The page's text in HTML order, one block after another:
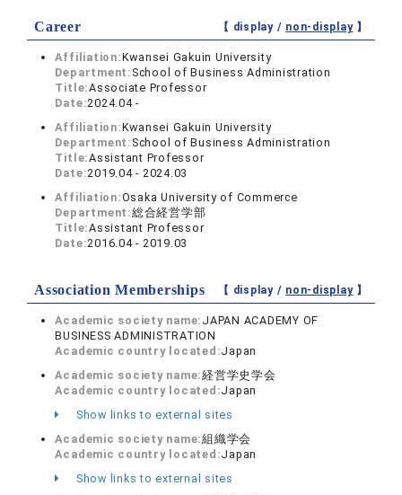
Career 【 display / non-display】
Affiliation:Kwansei Gakuin University
Department: School of Business Administration
Title:Associate Professor
Date:2024.04 -
Affiliation:Kwansei Gakuin University
Department: School of Business Administration
Title:Assistant Professor
Date:2019.04 - 2024.03
Affiliation:Osaka University of Commerce
Department:総合経営学部
Title:Assistant Professor
Date:2016.04 - 2019.03
Association Memberships 【 display / non-display】
Academic society name: JAPAN ACADEMY OF
BUSINESS ADMINISTRATION
Academic country located:Japan
Academic society name:経営学史学会
Academic country located:Japan
Show links to external sites
Academic society name:組織学会
Academic country located:Japan
Show links to external sites